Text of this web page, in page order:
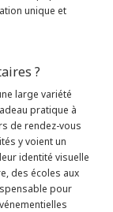
unique et
?
large variété
pratique à
de rendez-vous
y voient un
identité visuelle
des écoles aux
pour